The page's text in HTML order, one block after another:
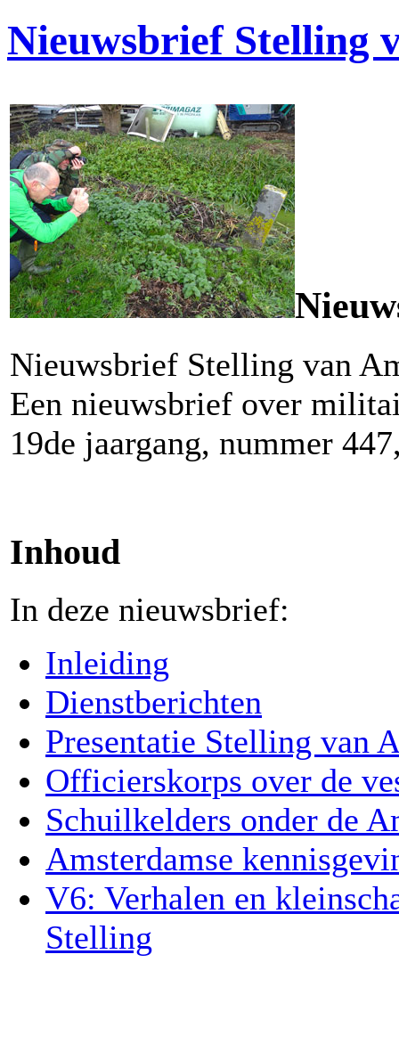
Nieuwsbrief Stelling
Nieuwsbrief Stelling van
Een nieuwsbrief over
19de jaargang, nummer
Inhoud
In deze nieuwsbrief:
Inleiding
Dienstberichten
Presentatie Stelling van
Officierskorps over de
Schuilkelders onder de
Amsterdamse
V6: Verhalen en
Stelling